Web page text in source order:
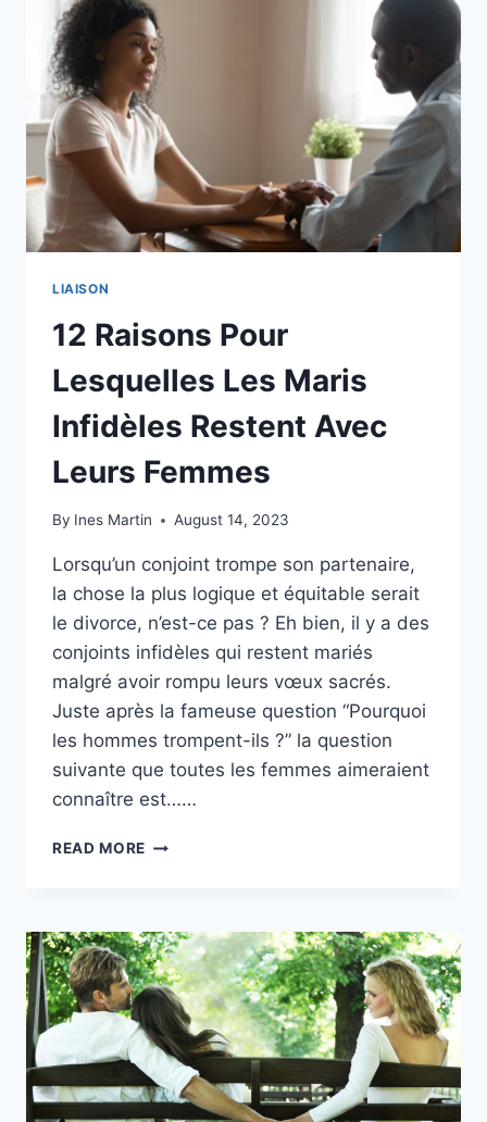
TROMPENT
(D’UN
POINT
DE
VUE
PSYCHOLOGIQUE)
LIAISON
12 Raisons Pour
Lesquelles Les Maris
Infidèles Restent Avec
Leurs Femmes
By Ines Martin August 14, 2023
Lorsqu’un conjoint trompe son partenaire,
la chose la plus logique et équitable serait
le divorce, n’est-ce pas ? Eh bien, il y a des
conjoints infidèles qui restent mariés
malgré avoir rompu leurs vœux sacrés.
Juste après la fameuse question “Pourquoi
les hommes trompent-ils ?” la question
suivante que toutes les femmes aimeraient
connaître est……
READ MORE 12
LES
MARIS
INFIDÈLES
RESTENT
AVEC
LEURS
FEMMES